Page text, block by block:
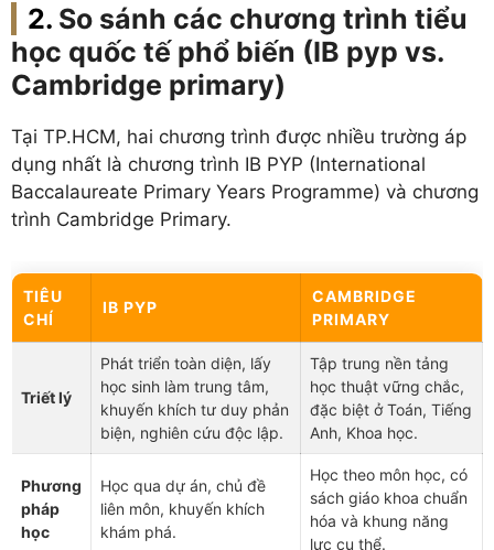
So sánh các chương trình tiểu
học quốc tế phổ biến (IB pyp vs.
Cambridge primary)
Tại TP.HCM, hai chương trình được nhiều trường áp
dụng nhất là chương trình IB PYP (International
Baccalaureate Primary Years Programme) và chương
trình Cambridge Primary.
TIÊU
CHÍ
IB PYP
CAMBRIDGE
PRIMARY
Triết lý
Phát triển toàn diện, lấy
học sinh làm trung tâm,
khuyến khích tư duy phản
biện, nghiên cứu độc lập.
Tập trung nền tảng
học thuật vững chắc,
đặc biệt ở Toán, Tiếng
Anh, Khoa học.
Phương
pháp
học
Học qua dự án, chủ đề
liên môn, khuyến khích
khám phá.
Học theo môn học, có
sách giáo khoa chuẩn
hóa và khung năng
lực cụ thể.